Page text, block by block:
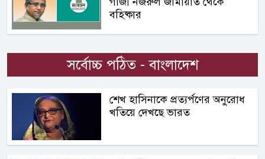
বহিষ্কার
সর্বোচ্চ পঠিত - বাংলাদেশ
শেখ হাসিনাকে প্রত্যর্পণের অনুরোধ
খতিয়ে দেখছে ভারত